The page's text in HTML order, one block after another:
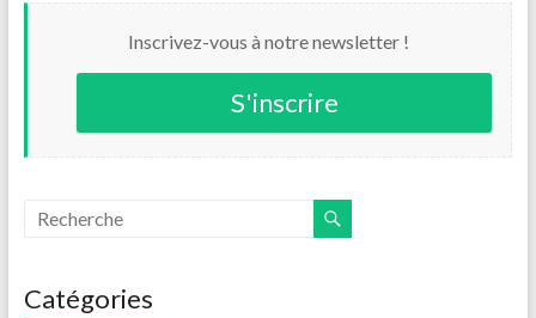
Inscrivez-vous à notre newsletter !
S'inscrire
Catégories